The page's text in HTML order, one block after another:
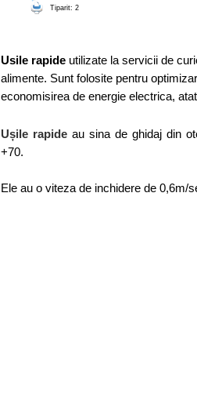
Tiparit: 2
Usile rapide utilizate la servicii de
alimente. Sunt folosite pentru
economisirea de energie electrica,
Ușile rapide au sina de ghidaj din
+70.
Ele au o viteza de inchidere de 0,6m/